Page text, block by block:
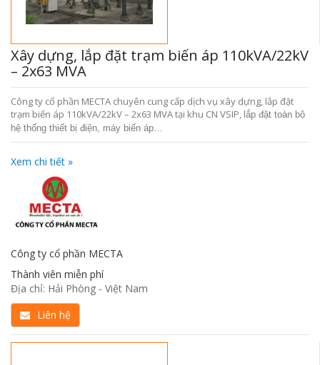
Xây dựng, lắp đặt trạm biến áp 110kVA/22kV
– 2x63 MVA
Công ty cổ phần MECTA chuyên cung cấp dịch vụ xây dựng, lắp đặt
trạm biến áp 110kVA/22kV – 2x63 MVA tại khu CN VSIP, lắp đặt toàn bộ
hệ thống thiết bị điện, máy biến áp…
Xem chi tiết »
Công ty cổ phần MECTA
Thành viên miễn phí
Địa chỉ: Hải Phòng - Việt Nam
Liên hệ